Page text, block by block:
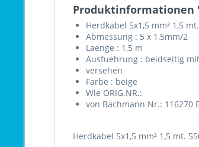
Produktinformationen
Herdkabel 5x1,5 mm² 1,5
Abmessung : 5 x 1,5mm/2
Laenge : 1,5 m
Ausfuehrung : beidseitig mit
versehen
Farbe : beige
Wie ORIG.NR.:
von Bachmann Nr.: 116270
Herdkabel 5x1,5 mm² 1,5 mt.